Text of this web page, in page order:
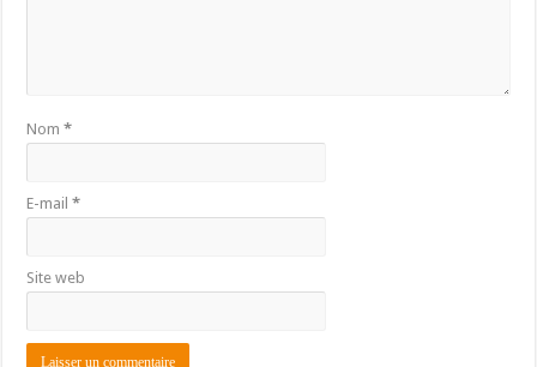
Nom*
E-mail*
Site web